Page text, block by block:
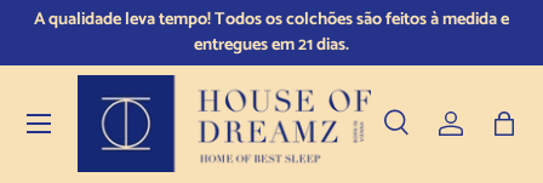
Saltar para o conteúdo
Fique tranquilo: compre com confiança graças à nossa política de
devolução de 14 dias.
PesquisarIniciar Saco
Menu